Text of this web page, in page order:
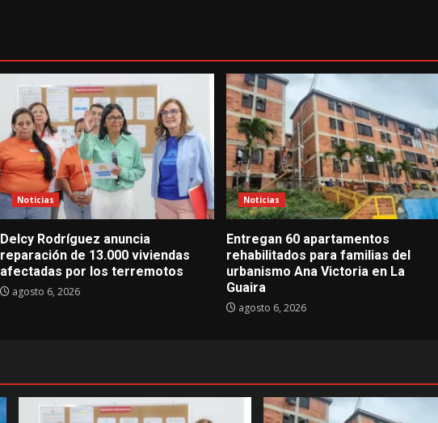
Noticias
Delcy Rodríguez anuncia
reparación de 13.000 viviendas
afectadas por los terremotos
agosto 6, 2026
Noticias
Entregan 60 apartamentos
rehabilitados para familias del
urbanismo Ana Victoria en La
Guaira
agosto 6, 2026